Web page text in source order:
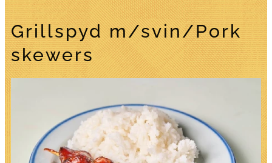
Grillspyd m/svin/Pork
skewers